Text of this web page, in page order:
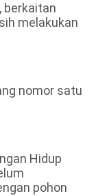
berkaitan
melakukan
nomor satu
Hidup
pohon